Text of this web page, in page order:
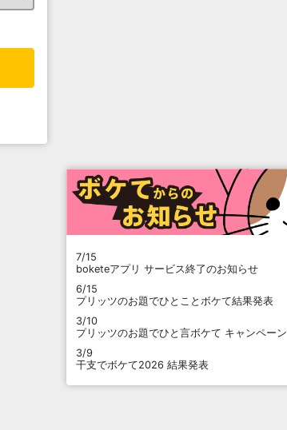
7/15
boketeアプリ サービス終了のお知らせ
6/15
プリッツのお題でひとことボケて結果発表
3/10
プリッツのお題でひと言ボケて キャンペーン
3/9
干支でボケて2026 結果発表